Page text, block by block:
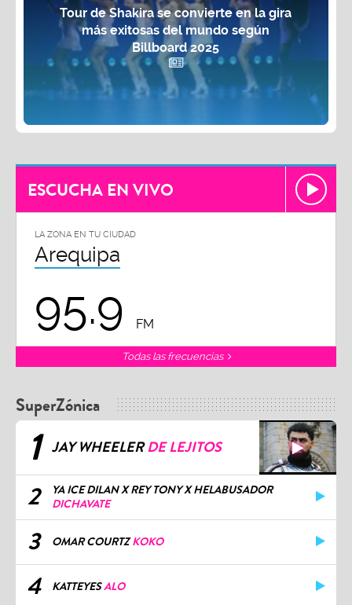
Tour de Shakira se convierte en la gira
más exitosas del mundo según
Billboard 2025
ESCUCHA EN VIVO
LA ZONA EN TU CIUDAD
Arequipa
95.9 FM
Todas las frecuencias
SuperZónica
1 JAY WHEELERDE LEJITOS
2
YA ICE DILAN X REY TONY X HELABUSADOR
DICHAVATE
3 OMAR COURTZKOKO
4 KATTEYESALO